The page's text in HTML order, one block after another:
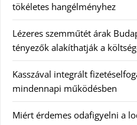
tökéletes hangélményhez
Lézeres szemműtét árak
tényezők alakíthatják a
Kasszával integrált
mindennapi működésben
Miért érdemes odafigyelni a